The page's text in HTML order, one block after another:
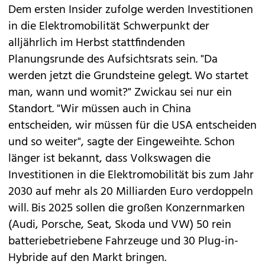
Dem ersten Insider zufolge werden Investitionen
in die Elektromobilität Schwerpunkt der
alljährlich im Herbst stattfindenden
Planungsrunde des Aufsichtsrats sein. "Da
werden jetzt die Grundsteine gelegt. Wo startet
man, wann und womit?" Zwickau sei nur ein
Standort. "Wir müssen auch in China
entscheiden, wir müssen für die USA entscheiden
und so weiter", sagte der Eingeweihte. Schon
länger ist bekannt, dass Volkswagen die
Investitionen in die Elektromobilität bis zum Jahr
2030 auf mehr als 20 Milliarden Euro verdoppeln
will. Bis 2025 sollen die großen Konzernmarken
(Audi, Porsche, Seat, Skoda und VW) 50 rein
batteriebetriebene Fahrzeuge und 30 Plug-in-
Hybride auf den Markt bringen.